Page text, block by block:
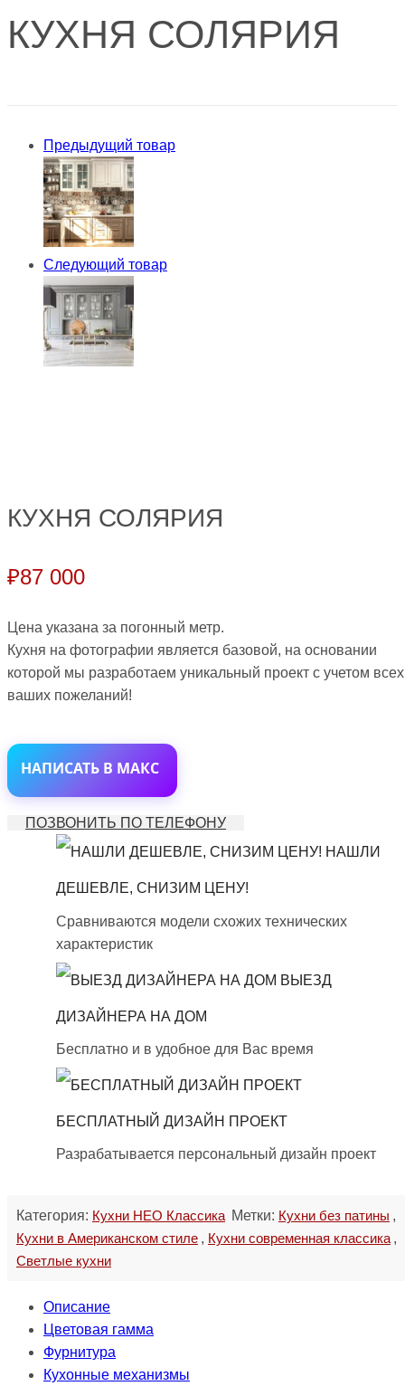
КУХНЯ СОЛЯРИЯ
Предыдущий товар
Следующий товар
КУХНЯ СОЛЯРИЯ
₽87 000
Цена указана за погонный метр.
Кухня на фотографии является базовой, на основании
которой мы разработаем уникальный проект с учетом всех
ваших пожеланий!
НАПИСАТЬ В МАКС
ПОЗВОНИТЬ ПО ТЕЛЕФОНУ
НАШЛИ
ДЕШЕВЛЕ, СНИЗИМ ЦЕНУ!
Сравниваются модели схожих технических
характеристик
ВЫЕЗД
ДИЗАЙНЕРА НА ДОМ
Бесплатно и в удобное для Вас время
БЕСПЛАТНЫЙ ДИЗАЙН ПРОЕКТ
Разрабатывается персональный дизайн проект
Категория: Кухни НЕО Классика Метки: Кухни без патины ,
Кухни в Американском стиле , Кухни современная классика ,
Светлые кухни
Описание
Цветовая гамма
Фурнитура
Кухонные механизмы